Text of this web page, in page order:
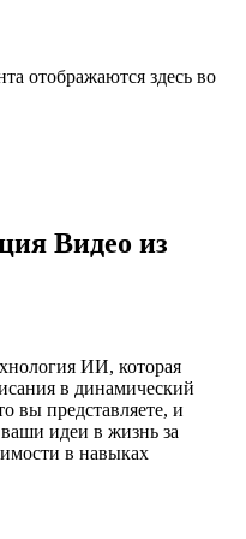
отображаются здесь во
Видео из
ИИ, которая
в динамический
вы представляете, и
идеи в жизнь за
в навыках